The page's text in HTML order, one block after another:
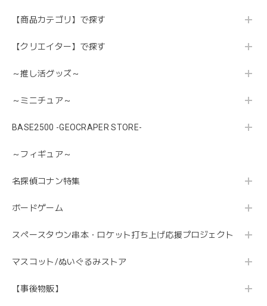
【商品カテゴリ】で探す
【クリエイター】で探す
～推し活グッズ～
～ミニチュア～
BASE2500 -GEOCRAPER STORE-
～フィギュア～
名探偵コナン特集
ボードゲーム
スペースタウン串本・ロケット打ち上げ応援プロジェクト
マスコット/ぬいぐるみストア
【事後物販】